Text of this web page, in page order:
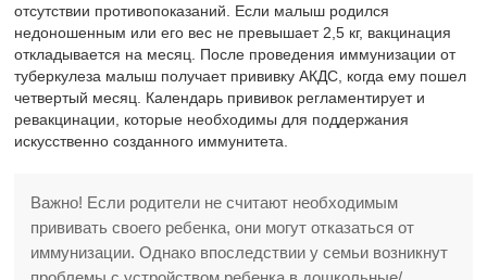
отсутствии противопоказаний. Если малыш родился
недоношенным или его вес не превышает 2,5 кг, вакцинация
откладывается на месяц. После проведения иммунизации от
туберкулеза малыш получает прививку АКДС, когда ему пошел
четвертый месяц. Календарь прививок регламентирует и
ревакцинации, которые необходимы для поддержания
искусственно созданного иммунитета.
Важно! Если родители не считают необходимым
прививать своего ребенка, они могут отказаться от
иммунизации. Однако впоследствии у семьи возникнут